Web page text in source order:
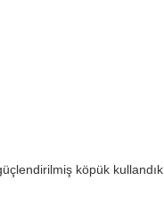
köpük kullandık.